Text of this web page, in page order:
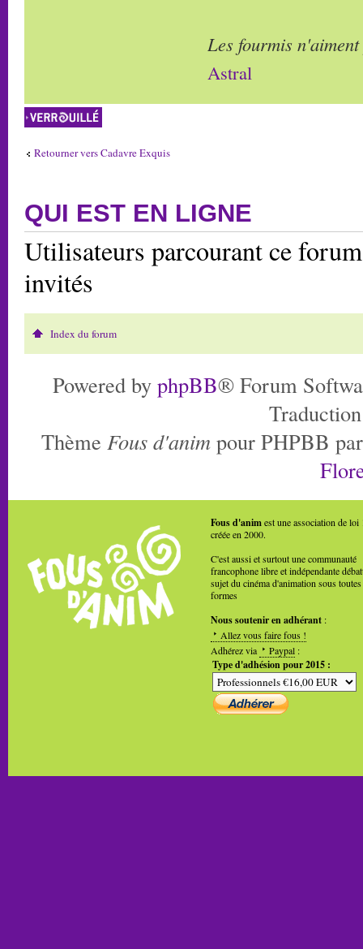
Les fourmis
Astral
Sujet verrouillé
Retourner vers Cadavre Exquis
QUI EST EN LIGNE
Utilisateurs parcourant ce
invités
Index du forum
Powered by phpBB® Forum
Thème Fous d'anim pour PHPBB
Fous d'animest une association de loi
créée en 2000.
C'est aussi et surtout une communauté
francophone libre et indépendante
sujet du cinéma d'animation sous toutes
formes
Nous soutenir en adhérant :
Allez vous faire fous !
Adhérez via
Paypal :
Type d'adhésion pour 2015 :